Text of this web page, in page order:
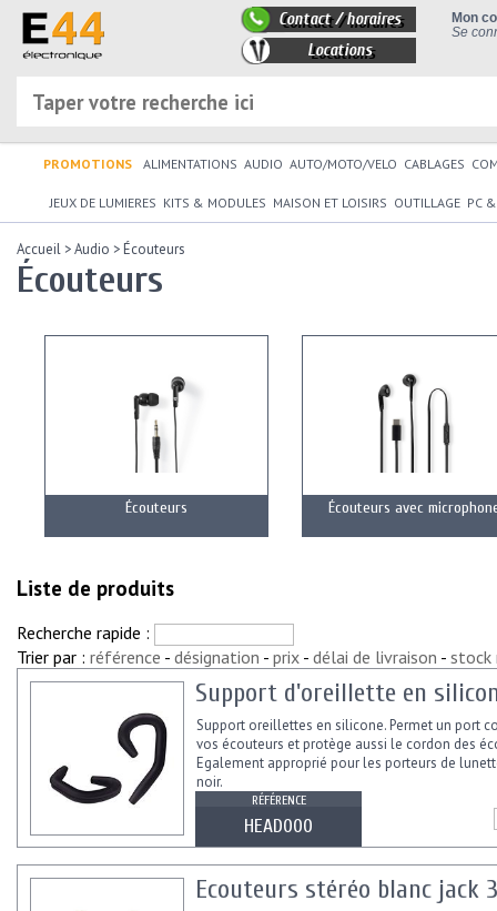
Mon
Se
Contact / horaires
Locations
PROMOTIONS ALIMENTATIONS AUDIO AUTO/MOTO/VELO CABLAGES
JEUX DE LUMIERES KITS & MODULES MAISON ET LOISIRS OUTILLAGE PC
Accueil >Audio >Écouteurs
Écouteurs
Écouteurs Écouteurs avec
Liste de produits
Trier par : référence - désignation - prix - délai de livraison - stock
Recherche rapide :
Support d'oreillette en
Support oreillettes en silicone. Permet un port
vos écouteurs et protège aussi le cordon des
Egalement approprié pour les porteurs de
noir.
RÉFÉRENCE
HEAD000
Ecouteurs stéréo blanc jack